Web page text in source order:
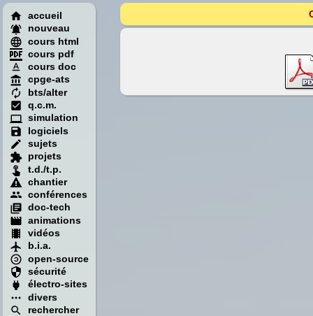
accueil
nouveau
cours html
cours pdf
cours doc
cpge-ats
bts/alter
q.c.m.
simulation
logiciels
sujets
projets
t.d./t.p.
chantier
conférences
doc-tech
animations
vidéos
b.i.a.
open-source
sécurité
électro-sites
divers
rechercher